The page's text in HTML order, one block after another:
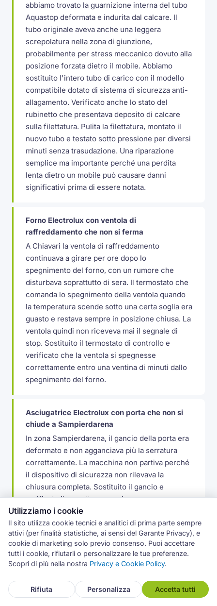
abbiamo trovato la guarnizione interna del tubo
Aquastop deformata e indurita dal calcare. Il
tubo originale aveva anche una leggera
screpolatura nella zona di giunzione,
probabilmente per stress meccanico dovuto alla
posizione forzata dietro il mobile. Abbiamo
sostituito l'intero tubo di carico con il modello
compatibile dotato di sistema di sicurezza anti-
allagamento. Verificato anche lo stato del
rubinetto che presentava deposito di calcare
sulla filettatura. Pulita la filettatura, montato il
nuovo tubo e testato sotto pressione per diversi
minuti senza trasudazione. Una riparazione
semplice ma importante perché una perdita
lenta dietro un mobile può causare danni
significativi prima di essere notata.
Forno Electrolux con ventola di
raffreddamento che non si ferma
A Chiavari la ventola di raffreddamento
continuava a girare per ore dopo lo
spegnimento del forno, con un rumore che
disturbava soprattutto di sera. Il termostato che
comanda lo spegnimento della ventola quando
la temperatura scende sotto una certa soglia era
guasto e restava sempre in posizione chiusa. La
ventola quindi non riceveva mai il segnale di
stop. Sostituito il termostato di controllo e
verificato che la ventola si spegnesse
correttamente entro una ventina di minuti dallo
spegnimento del forno.
Asciugatrice Electrolux con porta che non si
chiude a Sampierdarena
In zona Sampierdarena, il gancio della porta era
deformato e non agganciava più la serratura
correttamente. La macchina non partiva perché
il dispositivo di sicurezza non rilevava la
chiusura completa. Sostituito il gancio e
verificato il corretto aggancio.
Frigorifero Electrolux con compressore che
scatta senza partire
Il compressore tentava di avviarsi con un click e
si fermava dopo pochi secondi, ripetendo il
tentativo ogni tre o quattro minuti. Il relè PTC
era degradato e non manteneva la fase di
Utilizziamo i cookie
Il sito utilizza cookie tecnici e analitici di prima parte sempre
attivi (per finalità statistiche, ai sensi del Garante Privacy), e
cookie di marketing solo previo consenso. Puoi accettare
tutti i cookie, rifiutarli o personalizzare le tue preferenze.
Scopri di più nella nostra Privacy e Cookie Policy.
Rifiuta Personalizza Accetta tutti